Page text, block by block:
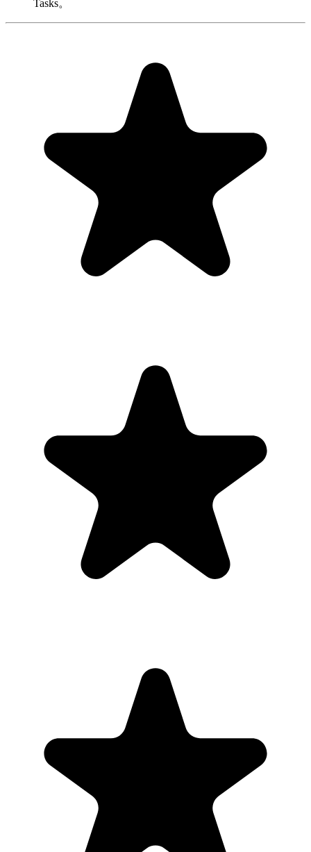
Tasks。
"Always have 101 things to do and this helps me organize and
prioritize like no other app can. It syncs to my phone and laptop, and
when I add dates to tasks, they automatically integrate into my
Google Calendar, which is immensely convenient. I can look at my
daily, weekly, and monthly overview in Google Calendar and
clearly see how much I was able to accomplish! Great tool indeed.
Excited to see how it will evolve over time."